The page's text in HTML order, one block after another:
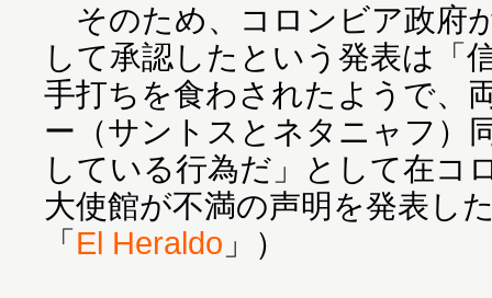
そのため、コロンビア政府
して承認したという発表は「
手打ちを食わされたようで、
ー（サントスとネタニャフ）
している行為だ」として在コ
大使館が不満の声明を発表し
「El Heraldo 」）